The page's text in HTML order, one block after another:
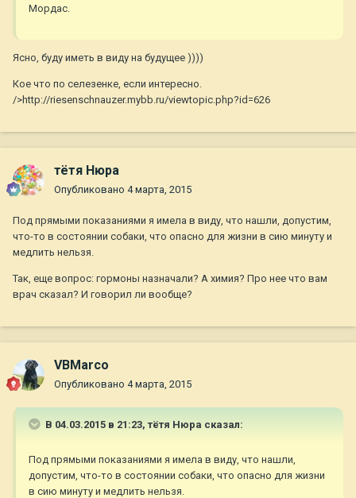
Мордас.
Ясно, буду иметь в виду на будущее ))))
Кое что по селезенке, если интересно.
/>http://riesenschnauzer.mybb.ru/viewtopic.php?id=626
тётя Нюра
Опубликовано 4 марта, 2015
Под прямыми показаниями я имела в виду, что нашли, допустим,
что-то в состоянии собаки, что опасно для жизни в сию минуту и
медлить нельзя.
Так, еще вопрос: гормоны назначали? А химия? Про нее что вам
врач сказал? И говорил ли вообще?
VBMarco
Опубликовано 4 марта, 2015
В 04.03.2015 в 21:23, тётя Нюра сказал:
Под прямыми показаниями я имела в виду, что нашли,
допустим, что-то в состоянии собаки, что опасно для жизни
в сию минуту и медлить нельзя.